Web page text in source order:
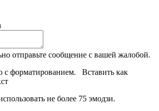
отправьте сообщение с вашей жалобой.
с форматированием. Вставить как
не более 75 эмодзи.